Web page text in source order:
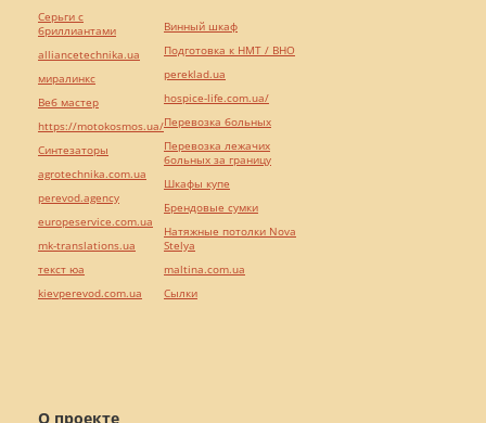
О проекте
Серьги с
бриллиантами
alliancetechnika.ua
миралинкс
Веб мастер
https://motokosmos.ua/
Синтезаторы
agrotechnika.com.ua
perevod.agency
europeservice.com.ua
mk-translations.ua
текст юа
kievperevod.com.ua
Винный шкаф
Подготовка к НМТ / ВНО
pereklad.ua
hospice-life.com.ua/
Перевозка больных
Перевозка лежачих
больных за границу
Шкафы купе
Брендовые сумки
Натяжные потолки Nova
Stelya
maltina.com.ua
Cылки